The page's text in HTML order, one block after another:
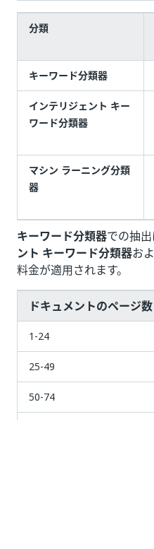
分類
キーワード分類器
インテリジェント キー
ワード分類器
マシン ラーニング分類
器
キーワード分類器での抽出
ント キーワード分類器お
料金が適用されます。
ドキュメントのページ数
1-24
25-49
50-74